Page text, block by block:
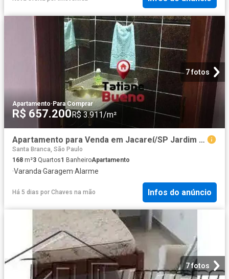
7 fotos
Apartamento·Para Comprar
R$ 657.200R$ 3.911/m²
Apartamento para Venda em Jacareí/SP Jardim Pereira do Amparo 3 Quartos
Santa Branca, São Paulo
168 m²3 Quartos1 BanheiroApartamento
·Varanda·Garagem·Alarme
Há 5 dias por Chaves na mão Infos do anúncio
7 fotos